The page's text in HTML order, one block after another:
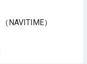
NAVITIME）